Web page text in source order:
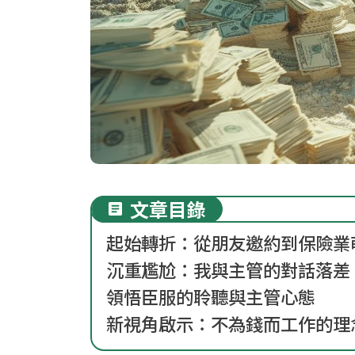
文章目錄
起始轉折：從朋友邀約到保險
沉重尷尬：我與主管的對話落差
領悟臣服的聆聽與主管心態
新視角啟示：不為錢而工作的